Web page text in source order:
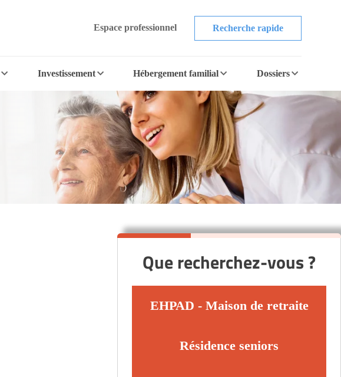
Espace professionnel Recherche rapide
Investissement Hébergement familial Dossiers
Que recherchez-vous ?
EHPAD - Maison de retraite
Résidence seniors